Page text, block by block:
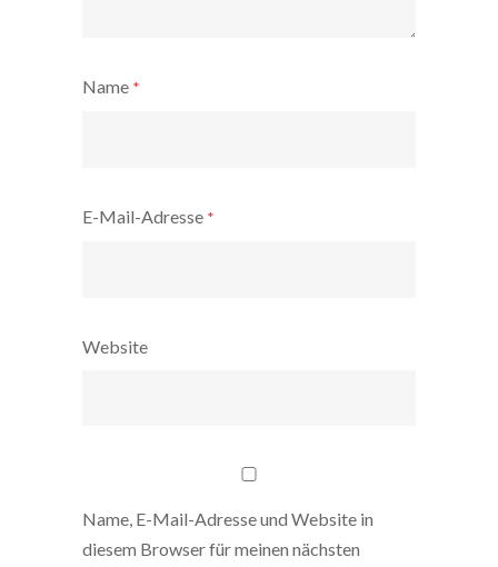
Name *
E-Mail-Adresse *
Website
Name, E-Mail-Adresse und Website in
diesem Browser für meinen nächsten